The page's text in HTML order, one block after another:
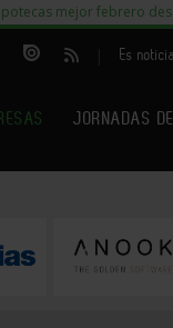
mejor febrero
Es noticia
JORNADAS